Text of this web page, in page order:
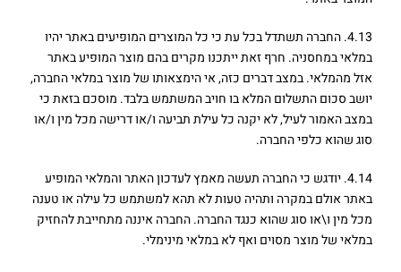
4.13. החברה תשתדל בכל עת כי כל המוצרים המופיעים באתר יהיו
במלאי במחסניה. חרף זאת ייתכנו מקרים בהם מוצר המופיע באתר
אזל מהמלאי. במצב דברים כזה, אי הימצאותו של מוצר במלאי החברה,
יושב סכום התשלום המלא בו חויב המשתמש בלבד. מוסכם בזאת כי
במצב האמור לעיל, לא יקנה כל עילת תביעה ו/או דרישה מכל מין ו/או
סוג שהוא כלפי החברה.
4.14. יודגש כי החברה תעשה מאמץ לעדכון האתר והמלאי המופיע
באתר אולם במקרה ותהיה טעות לא תהא למשתמש כל עילה או טענה
מכל מין ו\או סוג שהוא כנגד החברה. החברה איננה מתחייבת להחזיק
במלאי של מוצר מסוים ואף לא במלאי מינימלי.